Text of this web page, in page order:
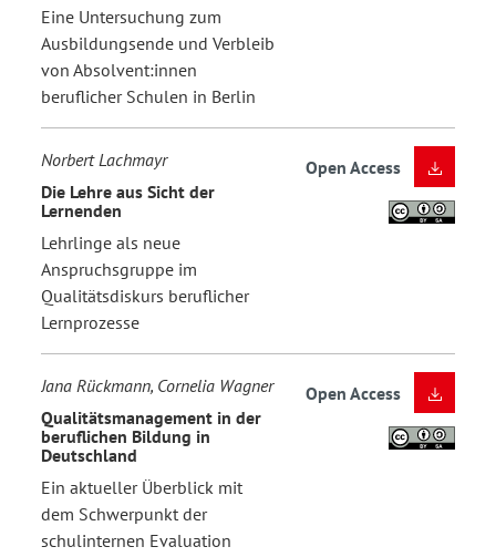
Eine Untersuchung zum
Ausbildungsende und Verbleib
von Absolvent:innen
beruflicher Schulen in Berlin
Norbert Lachmayr
Die Lehre aus Sicht der
Lernenden
Lehrlinge als neue
Anspruchsgruppe im
Qualitätsdiskurs beruflicher
Lernprozesse
Open Access
Jana Rückmann, Cornelia Wagner
Qualitätsmanagement in der
beruflichen Bildung in
Deutschland
Ein aktueller Überblick mit
dem Schwerpunkt der
schulinternen Evaluation
Open Access